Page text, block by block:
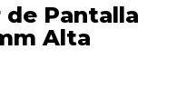
Pantalla
Alta